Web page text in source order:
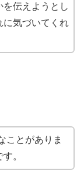
伝えようとし
に気づいてくれ
ことがありま
。